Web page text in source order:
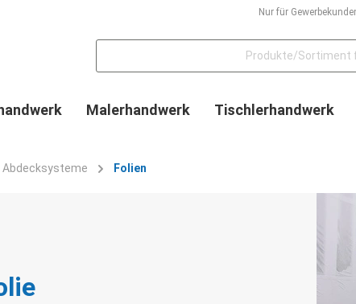
Nur für
Malerhandwerk Tischlerhandwerk
Abdecksysteme Folien